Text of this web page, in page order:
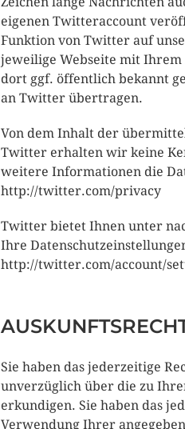
eigenen Twitteraccount
Funktion von Twitter auf
jeweilige Webseite mit
dort ggf. öffentlich bekannt
an Twitter übertragen.
Von dem Inhalt der
Twitter erhalten wir keine
weitere Informationen die
http://twitter.com/privacy
Twitter bietet Ihnen unter
Ihre
http://twitter.com/account/
Sie haben das jederzeitige
unverzüglich über die zu
erkundigen. Sie haben das
Verwendung Ihrer